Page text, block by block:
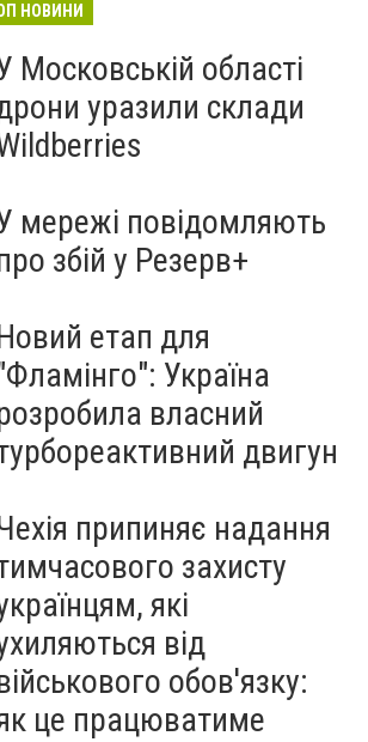
НОВИНИ
Московській області
уразили склади
мережі повідомляють
збій у Резерв+
етап для
Україна
власний
двигун
припиняє надання
захисту
які
від
обов'язку:
це працюватиме